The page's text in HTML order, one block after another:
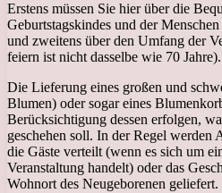
Erstens müssen Sie hier über die
Geburtstagskindes und der
und zweitens über den Umfang der
feiern ist nicht dasselbe wie 70 Jahre).
Die Lieferung eines großen und
Blumen) oder sogar eines
Berücksichtigung dessen erfolgen,
geschehen soll. In der Regel werden
die Gäste verteilt (wenn es sich um
Veranstaltung handelt) oder das
Wohnort des Neugeborenen geliefert.